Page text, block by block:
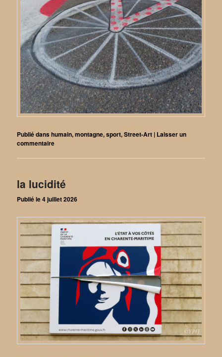
Publié danshumain,montagne,sport,Street-Art | Laisser un
commentaire
la lucidité
Publié le4 juillet 2026